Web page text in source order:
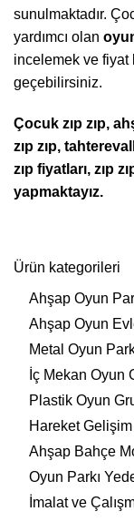
Ürün kategorileri
Ahşap Oyun
Ahşap Oyun
Metal Oyun
İç Mekan Oyun
Plastik Oyun
Hareket Gelişim
Ahşap Bahçe
Oyun Parkı
İmalat ve
sunulmaktadır.
yardımcı olan
incelemek ve
geçebilirsiniz.
Çocuk zıp zıp,
zıp zıp,
zıp fiyatları, zıp
yapmaktayız.